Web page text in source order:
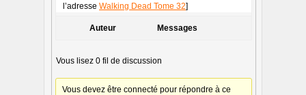
l’adresse Walking Dead Tome 32]
Auteur Messages
Vous lisez 0 fil de discussion
Vous devez être connecté pour répondre à ce